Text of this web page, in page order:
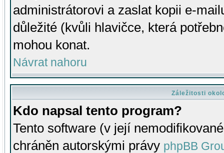
administrátorovi a zaslat kopii e-
důležité (kvůli hlavičce, která
mohou konat.
Návrat nahoru
Záležitosti
Kdo napsal tento program?
Tento software (v její
chráněn autorskými právy phpBB